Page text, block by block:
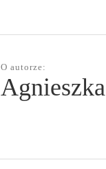
O autorze:
Agnieszka